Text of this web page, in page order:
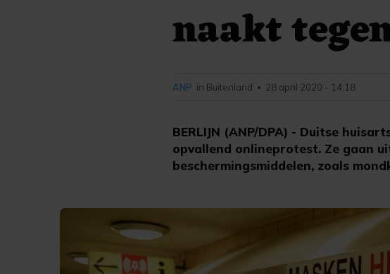
naakt
BERLIJN (ANP/DPA) - Duitse
opvallend onlineprotest. Ze gaan
beschermingsmiddelen, zoals
ANP in Buitenland • 28 april 2020 - 14:18